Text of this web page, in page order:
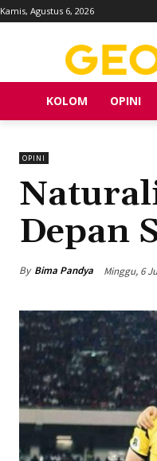
Kamis, Agustus 6, 2026
KOLOM OPINI
OPINI
Depan
By Bima Pandya Minggu, 6